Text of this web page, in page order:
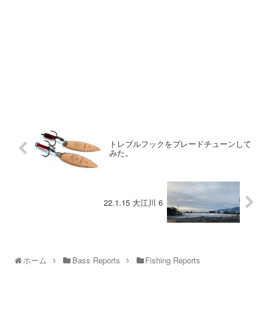
トレブルフックをブレードチューンして
みた。
22.1.15 大江川 6
ホーム Bass Reports Fishing Reports